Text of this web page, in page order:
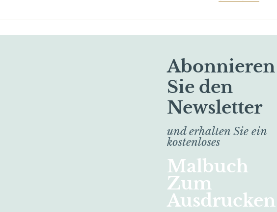
Abonnieren
Sie den
Newsletter
und erhalten Sie ein
kostenloses
Malbuch
Zum
Ausdrucken